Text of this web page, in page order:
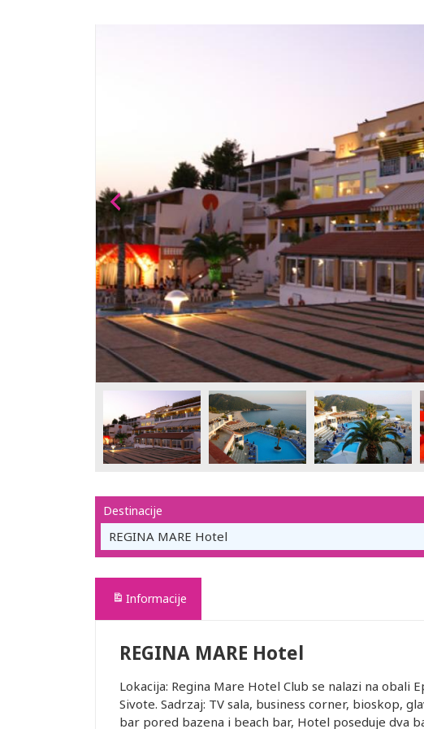
Destinacije
REGINA MARE Hotel
Informacije
REGINA MARE Hotel
Lokacija: Regina Mare Hotel Club se nalazi na obali
Sivote. Sadrzaj: TV sala, business corner, bioskop,
bar pored bazena i beach bar, Hotel poseduje dva